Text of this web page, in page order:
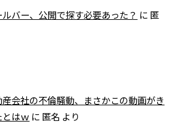
バー、公開で探す必要あった？ に 匿
会社の不倫騒動、まさかこの動画がき
はｗ に 匿名 より